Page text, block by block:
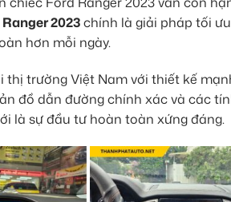
2023chính là giải pháp tối
hơn mỗi ngày.
trường Việt Nam với thiết kế
đồ dẫn đường chính xác và các
là sự đầu tư hoàn toàn xứng đáng.